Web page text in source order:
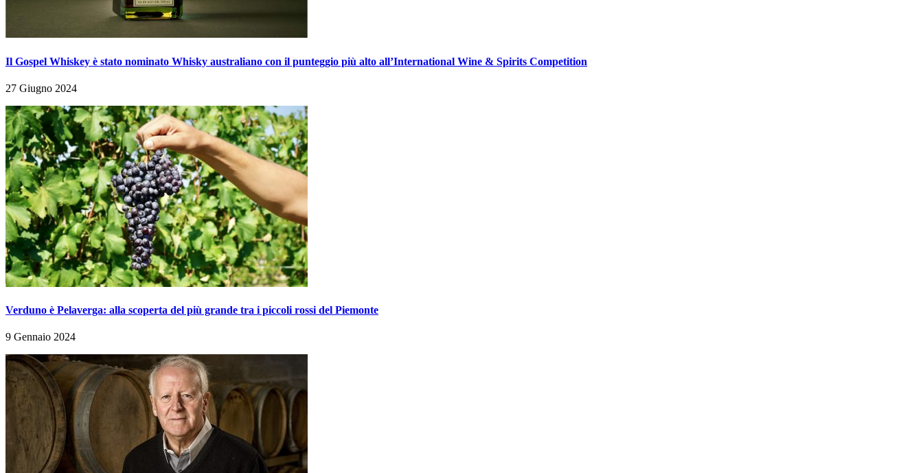
Il Gospel Whiskey è stato nominato Whisky australiano con il punteggio più alto all’International Wine & Spirits Competition
27 Giugno 2024
Verduno è Pelaverga: alla scoperta del più grande tra i piccoli rossi del Piemonte
9 Gennaio 2024